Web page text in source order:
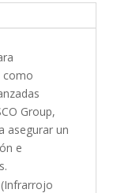
como
Group,
asegurar un
e
(Infrarrojo